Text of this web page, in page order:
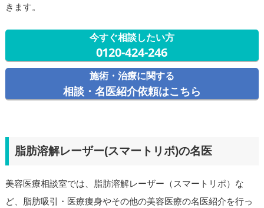
きます。
今すぐ相談したい方
0120-424-246
施術・治療に関する
相談・名医紹介依頼はこちら
脂肪溶解レーザー(スマートリポ)の名医
美容医療相談室では、脂肪溶解レーザー（スマートリポ）な
ど、脂肪吸引・医療痩身やその他の美容医療の名医紹介を行っ